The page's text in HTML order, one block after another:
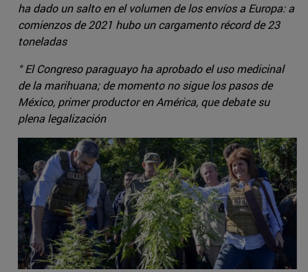
ha dado un salto en el volumen de los envíos a Europa: a
comienzos de 2021 hubo un cargamento récord de 23
toneladas
° El Congreso paraguayo ha aprobado el uso medicinal
de la marihuana; de momento no sigue los pasos de
México, primer productor en América, que debate su
plena legalización